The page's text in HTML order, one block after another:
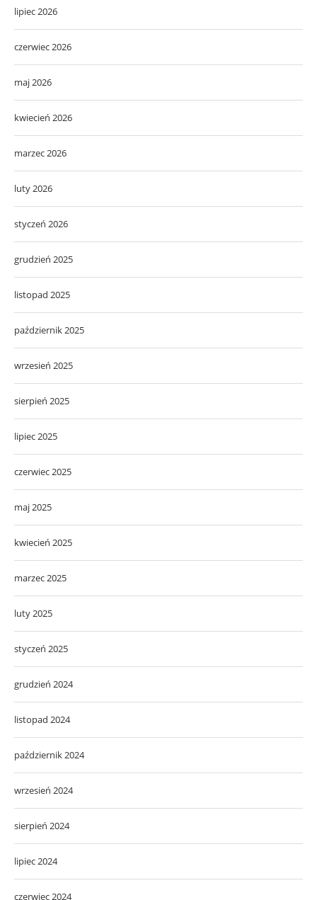
lipiec 2026
czerwiec 2026
maj 2026
kwiecień 2026
marzec 2026
luty 2026
styczeń 2026
grudzień 2025
listopad 2025
październik 2025
wrzesień 2025
sierpień 2025
lipiec 2025
czerwiec 2025
maj 2025
kwiecień 2025
marzec 2025
luty 2025
styczeń 2025
grudzień 2024
listopad 2024
październik 2024
wrzesień 2024
sierpień 2024
lipiec 2024
czerwiec 2024